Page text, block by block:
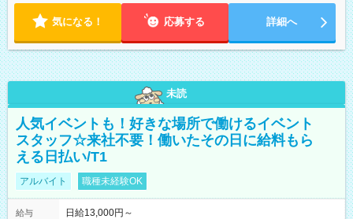
気になる！ 応募する 詳細へ
未読
人気イベントも！好きな場所で働けるイベント
スタッフ☆来社不要！働いたその日に給料もら
える日払い/T1
アルバイト 職種未経験OK
給与
日給13,000円～